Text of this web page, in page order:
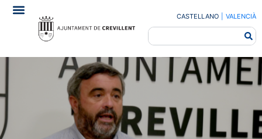
CASTELLANO VALENCIÀ